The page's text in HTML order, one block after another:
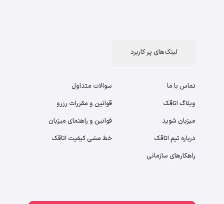
لینک‌های پر کاربرد
تماس با ما
وبلاگ اتاقک
میزبان شوید
درباره تیم اتاقک
راهکارهای سازمانی
سوالات متداول
قوانین و مقررات رزرو
قوانین و راهنمای میزبان
خط مشی کیفیت اتاقک